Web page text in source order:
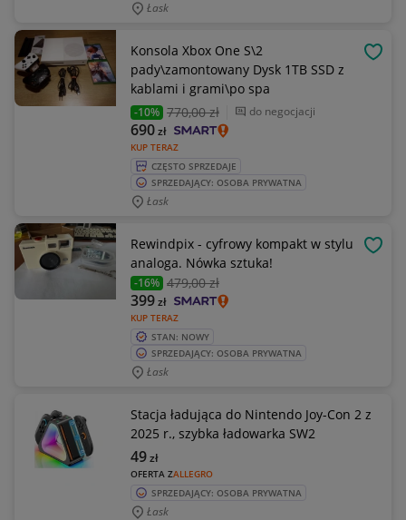
Łask
Konsola Xbox One S\2
pady\zamontowany Dysk 1TB SSD z
kablami i grami\po spa
-10% 770,00 zł do negocjacji
KUP TERAZ
690zł
CZĘSTO SPRZEDAJE
SPRZEDAJĄCY: OSOBA PRYWATNA
Łask
Rewindpix - cyfrowy kompakt w stylu
analoga. Nówka sztuka!
-16% 479,00 zł
KUP TERAZ
399zł
STAN: NOWY
SPRZEDAJĄCY: OSOBA PRYWATNA
Łask
Stacja ładująca do Nintendo Joy-Con 2 z
2025 r., szybka ładowarka SW2
OFERTA ZALLEGRO
49zł
SPRZEDAJĄCY: OSOBA PRYWATNA
Łask